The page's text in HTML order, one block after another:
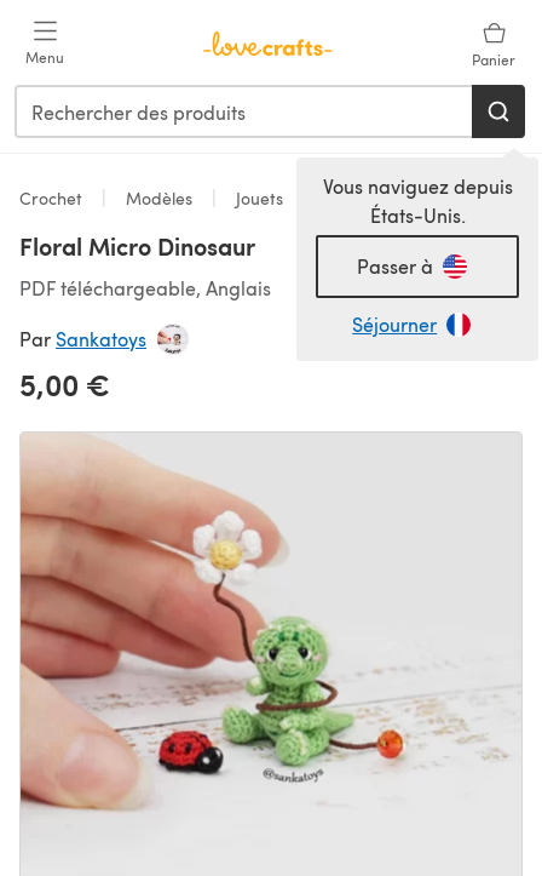
Menu Panier
Vous naviguez depuis
États-Unis.
Passer à
Séjourner
Crochet Modèles Jouets
Floral Micro Dinosaur
PDF téléchargeable, Anglais
Par Sankatoys
5,00 €